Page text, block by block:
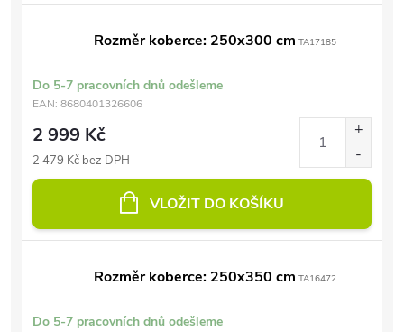
Rozměr koberce: 250x300 cm TA17185
Do 5-7 pracovních dnů odešleme
EAN: 8680401326606
2 999 Kč
2 479 Kč bez DPH
VLOŽIT DO KOŠÍKU
Rozměr koberce: 250x350 cm TA16472
Do 5-7 pracovních dnů odešleme